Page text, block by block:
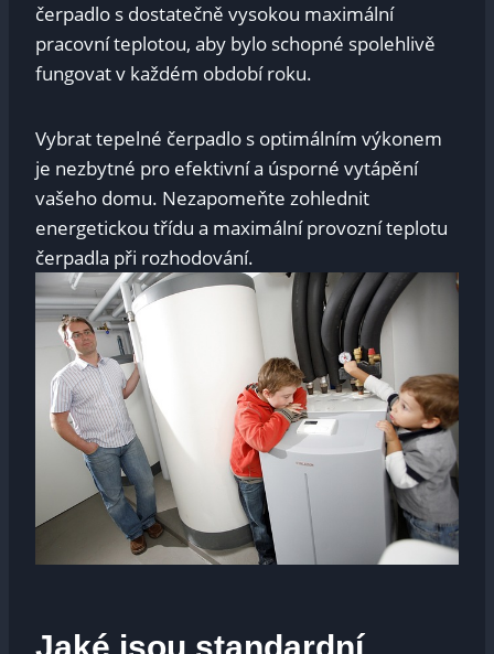
čerpadlo s dostatečně vysokou maximální
pracovní teplotou, aby bylo schopné spolehlivě
fungovat v každém období roku.
Vybrat tepelné čerpadlo s optimálním výkonem
je nezbytné pro efektivní a úsporné vytápění
vašeho domu. Nezapomeňte zohlednit
energetickou třídu a maximální provozní teplotu
čerpadla při rozhodování.
Jaké jsou standardní